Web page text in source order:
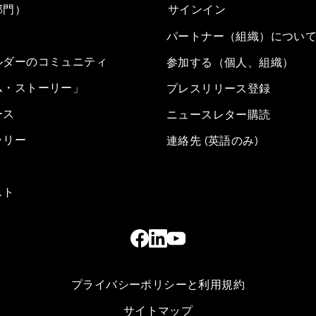
）
ーのコミュニティ
ストーリー」
リー
サインイン
パートナー（組織）につい
参加する（個人、組織）
プレスリリース登録
ニュースレター購読
連絡先 (英語のみ)
プライバシーポリシーと利用規約
サイトマップ